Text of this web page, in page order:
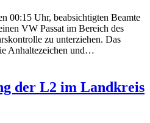
00:15 Uhr, beabsichtigten Beamte
VW Passat im Bereich des
zu unterziehen. Das
Anhaltezeichen und…
der L2 im Landkreis